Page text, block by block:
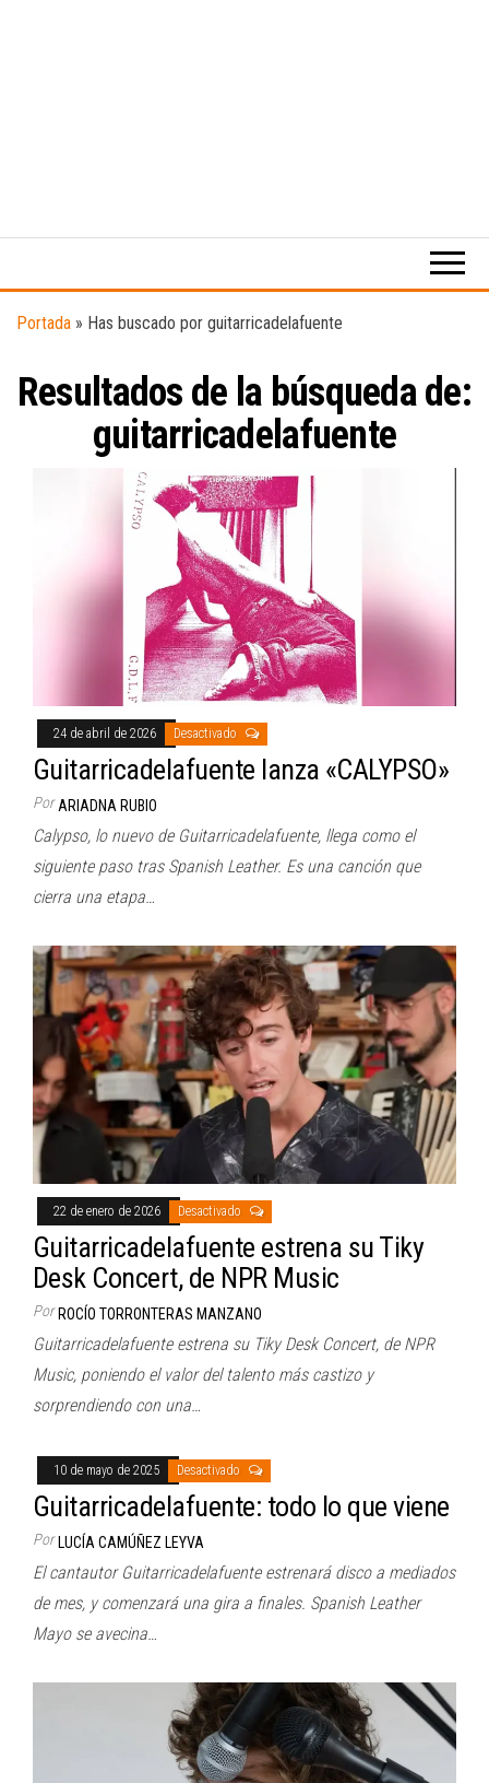
digital
el
música.
Portada » Has buscado por guitarricadelafuente
Resultados de la búsqueda de:
guitarricadelafuente
24 de abril de 2026 Desactivado
Guitarricadelafuente lanza «CALYPSO»
Por ARIADNA RUBIO
Calypso, lo nuevo de Guitarricadelafuente, llega como el
siguiente paso tras Spanish Leather. Es una canción que
cierra una etapa…
22 de enero de 2026 Desactivado
Guitarricadelafuente estrena su Tiky
Desk Concert, de NPR Music
Por ROCÍO TORRONTERAS MANZANO
Guitarricadelafuente estrena su Tiky Desk Concert, de NPR
Music, poniendo el valor del talento más castizo y
sorprendiendo con una…
10 de mayo de 2025 Desactivado
Guitarricadelafuente: todo lo que viene
Por LUCÍA CAMÚÑEZ LEYVA
El cantautor Guitarricadelafuente estrenará disco a mediados
de mes, y comenzará una gira a finales. Spanish Leather
Mayo se avecina…